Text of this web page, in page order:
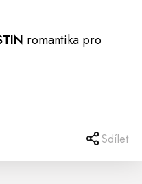
romantika pro
Sdílet